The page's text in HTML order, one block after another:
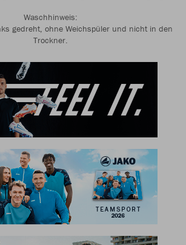
Waschhinweis:
gedreht, ohne Weichspüler und nicht in den
Trockner.